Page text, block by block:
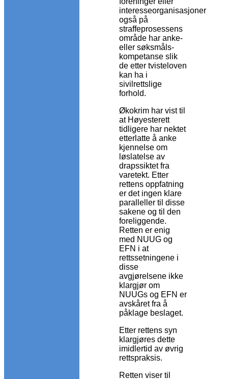
interesseorganisasjoner
også på
straffeprosessens
område har anke-
eller søksmåls-
kompetanse slik
de etter tvisteloven
kan ha i
sivilrettslige
forhold.
Økokrim har vist til
at Høyesterett
tidligere har nektet
etterlatte å anke
kjennelse om
løslatelse av
drapssiktet fra
varetekt. Etter
rettens oppfatning
er det ingen klare
paralleller til disse
sakene og til den
foreliggende.
Retten er enig
med NUUG og
EFN i at
rettssetningene i
disse
avgjørelsene ikke
klargjør om
NUUGs og EFN er
avskåret fra å
påklage beslaget.
Etter rettens syn
klargjøres dette
imidlertid av øvrig
rettspraksis.
Retten viser til